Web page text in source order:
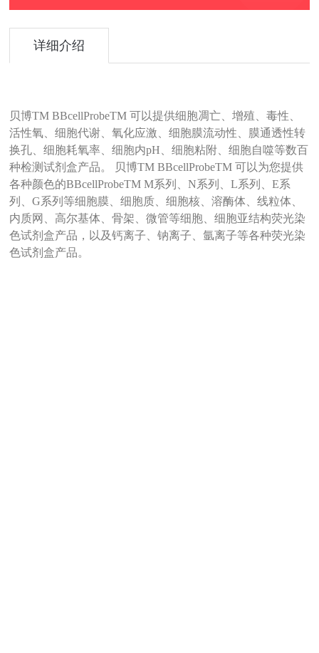
详细介绍
贝博TM BBcellProbeTM 可以提供细胞凋亡、增殖、毒性、
活性氧、细胞代谢、氧化应激、细胞膜流动性、膜通透性转
换孔、细胞耗氧率、细胞内pH、细胞粘附、细胞自噬等数百
种检测试剂盒产品。 贝博TM BBcellProbeTM 可以为您提供
各种颜色的BBcellProbeTM M系列、N系列、L系列、E系
列、G系列等细胞膜、细胞质、细胞核、溶酶体、线粒体、
内质网、高尔基体、骨架、微管等细胞、细胞亚结构荧光染
色试剂盒产品，以及钙离子、钠离子、氩离子等各种荧光染
色试剂盒产品。